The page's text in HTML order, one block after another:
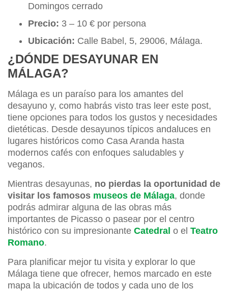
Domingos cerrado
Precio: 3 – 10 € por persona
Ubicación: Calle Babel, 5, 29006, Málaga.
¿DÓNDE DESAYUNAR EN
MÁLAGA?
Málaga es un paraíso para los amantes del
desayuno y, como habrás visto tras leer este post,
tiene opciones para todos los gustos y necesidades
dietéticas. Desde desayunos típicos andaluces en
lugares históricos como Casa Aranda hasta
modernos cafés con enfoques saludables y
veganos.
Mientras desayunas, no pierdas la oportunidad de
visitar los famosos museos de Málaga, donde
podrás admirar alguna de las obras más
importantes de Picasso o pasear por el centro
histórico con su impresionante Catedral o el Teatro
Romano.
Para planificar mejor tu visita y explorar lo que
Málaga tiene que ofrecer, hemos marcado en este
mapa la ubicación de todos y cada uno de los